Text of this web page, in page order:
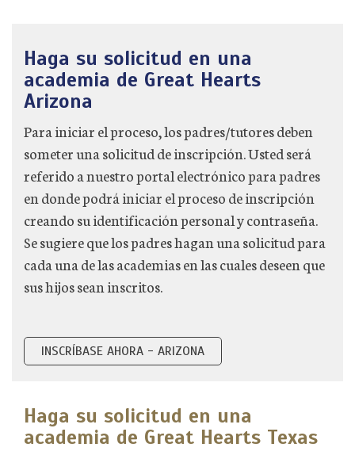
Haga su solicitud en una
academia de Great Hearts
Arizona
Para iniciar el proceso, los padres/tutores deben
someter una solicitud de inscripción. Usted será
referido a nuestro portal electrónico para padres
en donde podrá iniciar el proceso de inscripción
creando su identificación personal y contraseña.
Se sugiere que los padres hagan una solicitud para
cada una de las academias en las cuales deseen que
sus hijos sean inscritos.
INSCRÍBASE AHORA - ARIZONA
Haga su solicitud en una
academia de Great Hearts Texas